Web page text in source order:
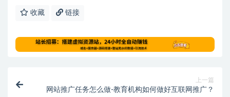
收藏 链接
上一篇
网站推广任务怎么做-教育机构如何做好互联网推广？